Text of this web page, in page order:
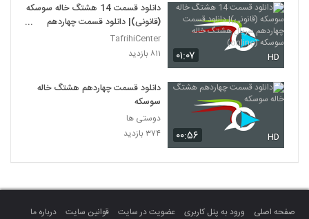
۰۱:۰۷ HD
دانلود قسمت 14 هشتگ خاله سوسکه
(قانونی)| دانلود قسمت چهاردهم
سریال هشتگ خاله سوسکه (online)
TafrihiCenter
۸۱۱ بازدید
۰۰:۵۶ HD
دانلود قسمت چهاردهم هشتگ خاله
سوسکه
دوستی ها
۳۷۴ بازدید
صفحه اصلی ورود به پنل کاربری عضویت در سایت قوانین سایت درباره ما